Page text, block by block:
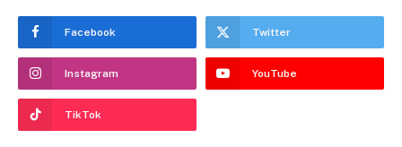
Facebook Twitter
Instagram YouTube
TikTok